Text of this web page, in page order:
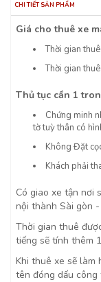
CHI TIẾT SẢN PHẨM
Giá cho thuê xe
Thời gian
Thời gian
Thủ tục cần 1
Chứng minh
tờ tuỳ thân có
Không Đặt
Khách phải
Có giao xe tận nơi
nội thành Sài gòn -
Thời gian thuê
tiếng sẽ tính thêm
Khi thuê xe sẽ làm
tên đóng dấu công